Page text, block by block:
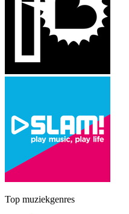
Top muziekgenres